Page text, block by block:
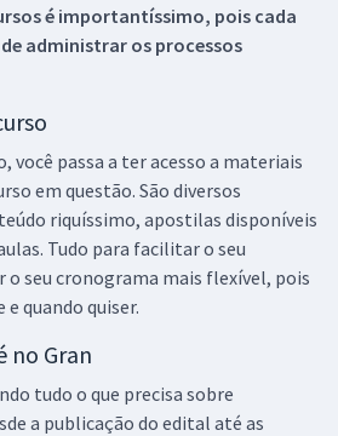
é importantíssimo, pois cada
administrar os processos
você passa a ter acesso a materiais
em questão. São diversos
riquíssimo, apostilas disponíveis
Tudo para facilitar o seu
seu cronograma mais flexível, pois
quando quiser.
no Gran
tudo o que precisa sobre
a publicação do edital até as